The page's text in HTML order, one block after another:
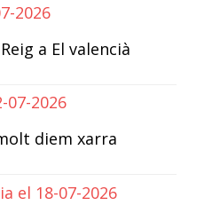
2026
a El valencià
07-2026
diem xarra
el 18-07-2026